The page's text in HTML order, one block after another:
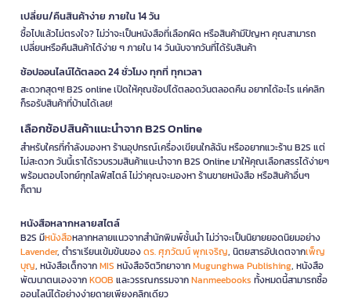
เปลี่ยน/คืนสินค้าง่าย ภายใน 14 วัน
ซื้อไปแล้วไม่ตรงใจ? ไม่ว่าจะเป็นหนังสือที่เลือกผิด หรือสินค้ามีปัญหา คุณสามารถ
เปลี่ยนหรือคืนสินค้าได้ง่าย ๆ ภายใน 14 วันนับจากวันที่ได้รับสินค้า
ช้อปออนไลน์ได้ตลอด 24 ชั่วโมง ทุกที่ ทุกเวลา
สะดวกสุดๆ! B2S online เปิดให้คุณช้อปได้ตลอดวันตลอดคืน อยากได้อะไร แค่คลิก
ก็รอรับสินค้าที่บ้านได้เลย!
เลือกช้อปสินค้าแนะนำจาก B2S Online
สำหรับใครที่กำลังมองหา ร้านอุปกรณ์เครื่องเขียนใกล้ฉัน หรืออยากแวะร้าน B2S แต่
ไม่สะดวก วันนี้เราได้รวบรวมสินค้าแนะนำจาก B2S Online มาให้คุณเลือกสรรได้ง่ายๆ
พร้อมตอบโจทย์ทุกไลฟ์สไตล์ ไม่ว่าคุณจะมองหา ร้านขายหนังสือ หรือสินค้าอื่นๆ
ก็ตาม
หนังสือหลากหลายสไตล์
B2S มีหนังสือหลากหลายแนวจากสำนักพิมพ์ชั้นนำ ไม่ว่าจะเป็นนิยายยอดนิยมอย่าง
Lavender, ตำราเรียนเข้มข้นของดร. ศุภวัฒน์ พุกเจริญ, นิตยสารอัปเดตจากเพ็ญ
บุญ, หนังสือเด็กจากMIS หนังสือจิตวิทยาจากMugunghwa Publishing, หนังสือ
พัฒนาตนเองจากKOOB และวรรณกรรมจากNanmeebooks ทั้งหมดนี้สามารถซื้อ
ออนไลน์ได้อย่างง่ายดายเพียงคลิกเดียว